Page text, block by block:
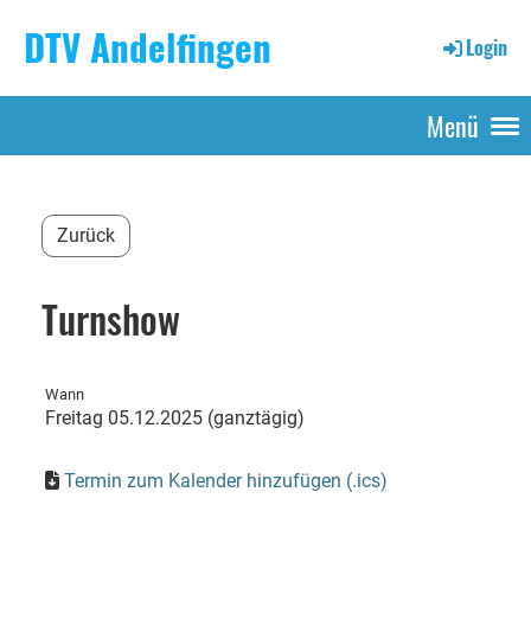
DTV Andelfingen Login
Menü
Zurück
Turnshow
Wann
Freitag 05.12.2025 (ganztägig)
Termin zum Kalender hinzufügen (.ics)